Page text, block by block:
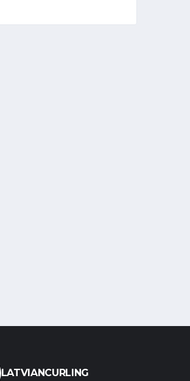
LATVIANCURLING